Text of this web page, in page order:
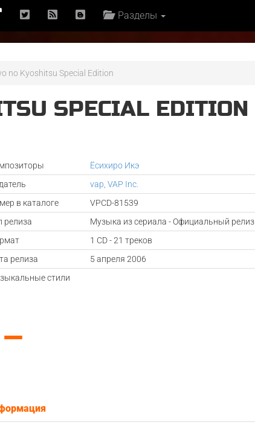
Разделы
no Kyoshitsu Special Edition
SPECIAL EDITION
Ёсихиро Икэ
vap, VAP Inc.
в каталоге
VPCD-81539
релиза
Музыка из сериала - Официальный релиз
1 CD - 21 треков
релиза
5 апреля 2006
стили
—